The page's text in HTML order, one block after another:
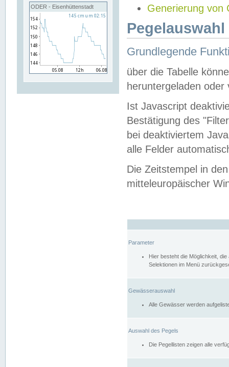
ODER - Eisenhüttenstadt
Generierung von
Grundlegende
über die Tabelle
heruntergeladen oder
Ist Javascript
Bestätigung des
bei deaktiviertem
alle Felder
Die Zeitstempel in
mitteleuropäischer
Parameter
Hier besteht die Möglichkeit,
Selektionen im Menü
Gewässerauswahl
Alle Gewässer werden
Auswahl des Pegels
Die Pegellisten zeigen alle